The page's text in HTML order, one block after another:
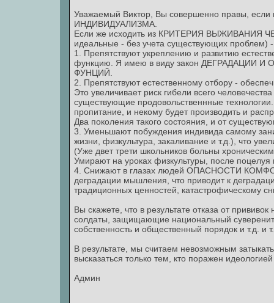
Уважаемый Виктор, Вы совершенно правы,
ИНДИВИДУАЛИЗМА.
Если же исходить из КРИТЕРИЯ ВЫЖИВАНИЯ
идеальные - без учета существующих проблем)
1. Препятствуют укреплению и развитию
функцию. Я имею в виду закон
ФУНЦИЙ.
2. Препятствуют естественному отбору -
Это увеличивает риск гибели всего
существующие продовольственнные
пропитание, и некому будет производить и
Два поколения такого состояния, и от
3. Уменьшают побуждения индивида самому
жизни, физкультура, закаливание и т.д.), что
(Уже двет трети школьников больны
Умирают на уроках физкультуры, после поцелуя
4. Снижают в глазах людей ОПАСНОСТИ
деградации мышления, что приводит к
традиционных ценностей, катастрофическому
Вы скажете, что в результате отказа от
солдаты, защищающие национальный
собственность и общественный порядок и т.д. и
В результате, мы считаем невозможным
высказаться только тем, кто поражен
Админ